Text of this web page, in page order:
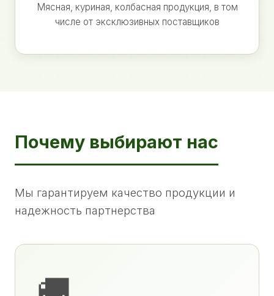
Мясная, куриная, колбасная продукция, в том
числе от эксклюзивных поставщиков
Почему выбирают нас
Мы гарантируем качество продукции и
надежность партнерства